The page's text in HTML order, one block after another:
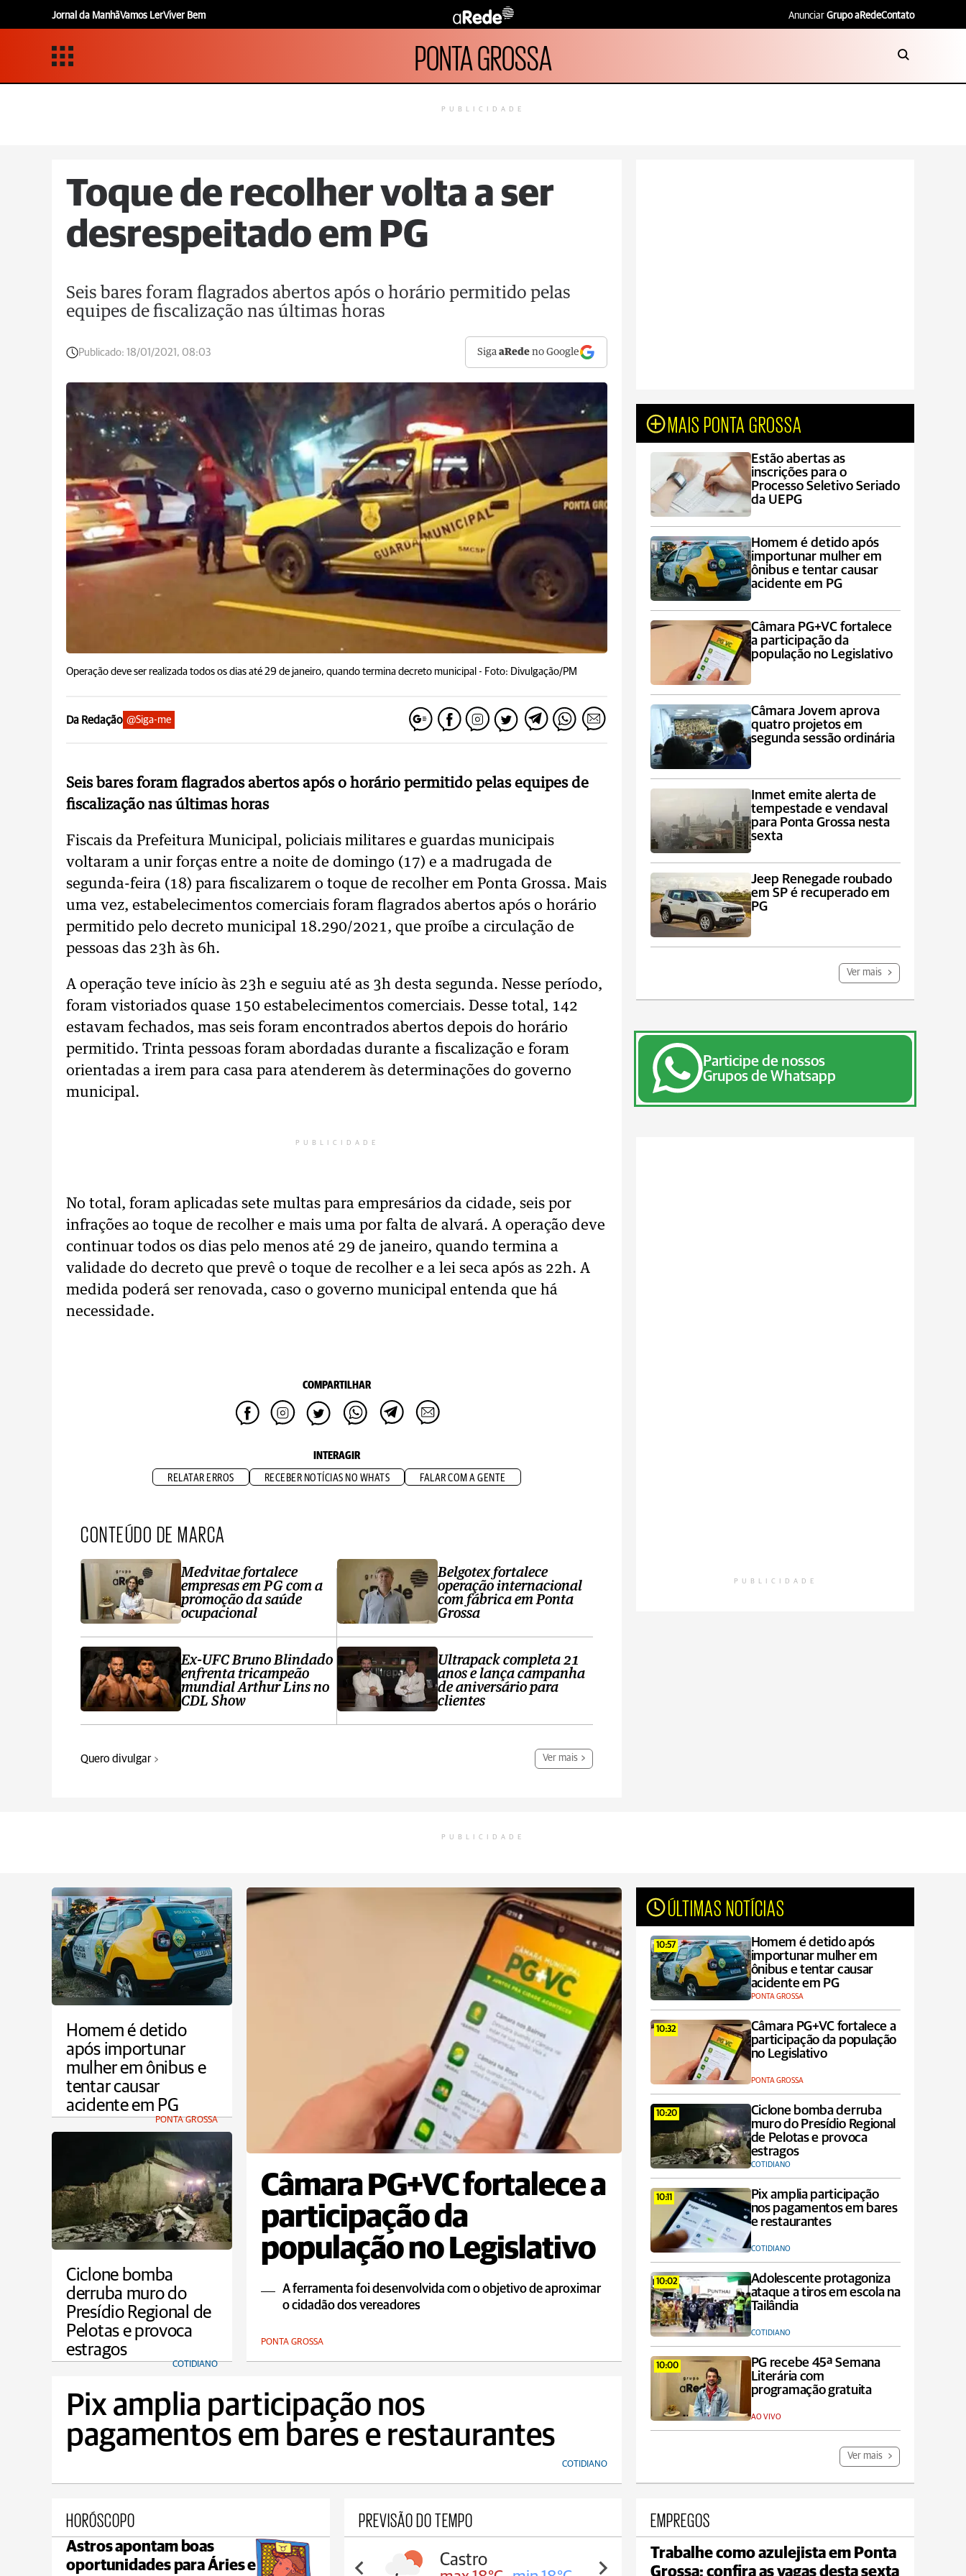
Jornal da ManhãVamos LerViver Bem Anunciar Grupo aRedeContato
PONTA GROSSA
PUBLICIDADE
Toque de recolher volta a ser
desrespeitado em PG
Seis bares foram flagrados abertos após o horário permitido pelas
equipes de fiscalização nas últimas horas
Publicado: 18/01/2021, 08:03 SigaaRede no Google
Operação deve ser realizada todos os dias até 29 de janeiro, quando termina decreto municipal - Foto: Divulgação/PM
Da Redação @Siga-me
Seis bares foram flagrados abertos após o horário permitido pelas equipes de
fiscalização nas últimas horas
Fiscais da Prefeitura Municipal, policiais militares e guardas municipais
voltaram a unir forças entre a noite de domingo (17) e a madrugada de
segunda-feira (18) para fiscalizarem o toque de recolher em Ponta Grossa. Mais
uma vez, estabelecimentos comerciais foram flagrados abertos após o horário
permitido pelo decreto municipal 18.290/2021, que proíbe a circulação de
pessoas das 23h às 6h.
A operação teve início às 23h e seguiu até as 3h desta segunda. Nesse período,
foram vistoriados quase 150 estabelecimentos comerciais. Desse total, 142
estavam fechados, mas seis foram encontrados abertos depois do horário
permitido. Trinta pessoas foram abordadas durante a fiscalização e foram
orientadas a irem para casa para atenderem às determinações do governo
municipal.
PUBLICIDADE
No total, foram aplicadas sete multas para empresários da cidade, seis por
infrações ao toque de recolher e mais uma por falta de alvará. A operação deve
continuar todos os dias pelo menos até 29 de janeiro, quando termina a
validade do decreto que prevê o toque de recolher e a lei seca após as 22h. A
medida poderá ser renovada, caso o governo municipal entenda que há
necessidade.
COMPARTILHAR
INTERAGIR
RELATAR ERROS RECEBER NOTÍCIAS NO WHATS FALAR COM A GENTE
CONTEÚDO DE MARCA
Medvitae fortalece
empresas em PG com a
promoção da saúde
ocupacional
Ex-UFC Bruno Blindado
enfrenta tricampeão
mundial Arthur Lins no
CDL Show
Belgotex fortalece
operação internacional
com fábrica em Ponta
Grossa
Ultrapack completa 21
anos e lança campanha
de aniversário para
clientes
Quero divulgar Ver mais
MAIS PONTA GROSSA
Estão abertas as
inscrições para o
Processo Seletivo Seriado
da UEPG
Homem é detido após
importunar mulher em
ônibus e tentar causar
acidente em PG
Câmara PG+VC fortalece
a participação da
população no Legislativo
Câmara Jovem aprova
quatro projetos em
segunda sessão ordinária
Inmet emite alerta de
tempestade e vendaval
para Ponta Grossa nesta
sexta
Jeep Renegade roubado
em SP é recuperado em
PG
Ver mais
Participe de nossos
Grupos de Whatsapp
PUBLICIDADE
PUBLICIDADE
Homem é detido
após importunar
mulher em ônibus e
tentar causar
acidente em PG
PONTA GROSSA
Câmara PG+VC fortalece a
participação da
população no Legislativo
A ferramenta foi desenvolvida com o objetivo de aproximar
o cidadão dos vereadores
PONTA GROSSA
ÚLTIMAS NOTÍCIAS
10:57
Homem é detido após
importunar mulher em
ônibus e tentar causar
acidente em PG
PONTA GROSSA
10:32
Câmara PG+VC fortalece a
participação da população
no Legislativo
PONTA GROSSA
10:20
Ciclone bomba derruba
muro do Presídio Regional
de Pelotas e provoca
estragos
COTIDIANO
10:11
Pix amplia participação
nos pagamentos em bares
e restaurantes
COTIDIANO
10:02
Adolescente protagoniza
ataque a tiros em escola na
Tailândia
COTIDIANO
10:00
PG recebe 45ª Semana
Literária com
programação gratuita
AO VIVO
Ver mais
Ciclone bomba
derruba muro do
Presídio Regional de
Pelotas e provoca
estragos
COTIDIANO
Pix amplia participação nos
pagamentos em bares e restaurantes
COTIDIANO
HORÓSCOPO
Astros apontam boas
oportunidades para Áries e
PREVISÃO DO TEMPO
Castro Carambeí Jaguariaíva
EMPREGOS
Trabalhe como azulejista em Ponta
Grossa; confira as vagas desta sexta